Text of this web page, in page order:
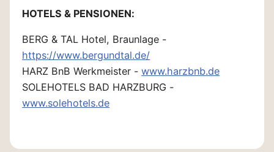
HOTELS & PENSIONEN:
BERG & TAL Hotel, Braunlage -
https://www.bergundtal.de/
HARZ BnB Werkmeister -www.harzbnb.de
SOLEHOTELS BAD HARZBURG -
www.solehotels.de